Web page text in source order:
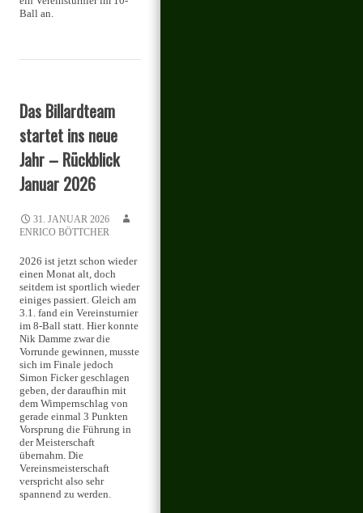
Ball an.
Das Billardteam
startet ins neue
Jahr – Rückblick
Januar 2026
31. JANUAR 2026
ENRICO BÖTTCHER
2026 ist jetzt schon wieder
einen Monat alt, doch
seitdem ist sportlich wieder
einiges passiert. Gleich am
3.1. fand ein Vereinsturnier
im 8-Ball statt. Hier konnte
Nik Damme zwar die
Vorrunde gewinnen, musste
sich im Finale jedoch
Simon Ficker geschlagen
geben, der daraufhin mit
dem Wimpernschlag von
gerade einmal 3 Punkten
Vorsprung die Führung in
der Meisterschaft
übernahm. Die
Vereinsmeisterschaft
verspricht also sehr
spannend zu werden.